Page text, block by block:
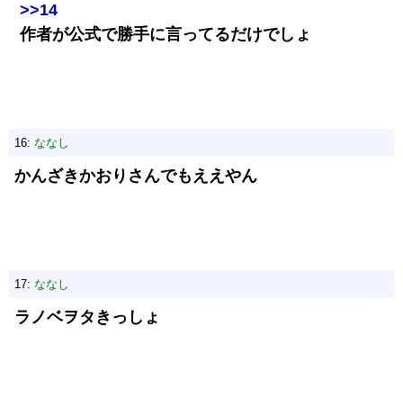
>>14
作者が公式で勝手に言ってるだけでしょ
16: ななし
かんざきかおりさんでもええやん
17: ななし
ラノベヲタきっしょ